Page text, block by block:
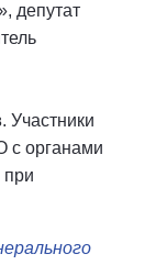
депутат
. Участники
с органами